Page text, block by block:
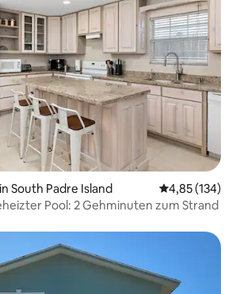
South Padre Island
4,85 (134)
Pool: 2 Gehminuten zum Strand